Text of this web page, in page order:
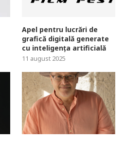
Apel pentru lucrări de
grafică digitală generate
cu inteligența artificială
11 august 2025